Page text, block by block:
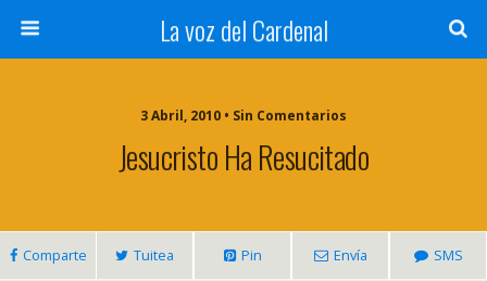
La voz del Cardenal
3 Abril, 2010 • Sin Comentarios
Jesucristo Ha Resucitado
Comparte Tuitea Pin Envía SMS